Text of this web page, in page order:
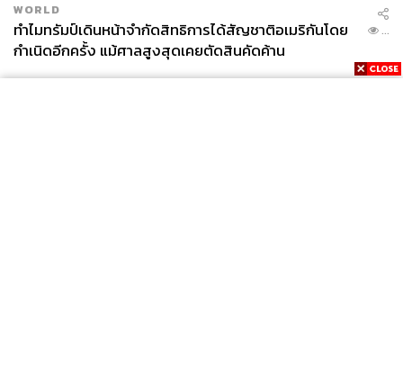
WORLD
ทำไมทรัมป์เดินหน้าจำกัดสิทธิการได้สัญชาติอเมริกันโดย
กำเนิดอีกครั้ง แม้ศาลสูงสุดเคยตัดสินคัดค้าน
...